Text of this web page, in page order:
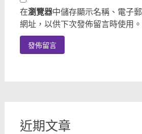
在瀏覽器中儲存顯示名稱、電子
網址，以供下次發佈留言時使用。
近期文章